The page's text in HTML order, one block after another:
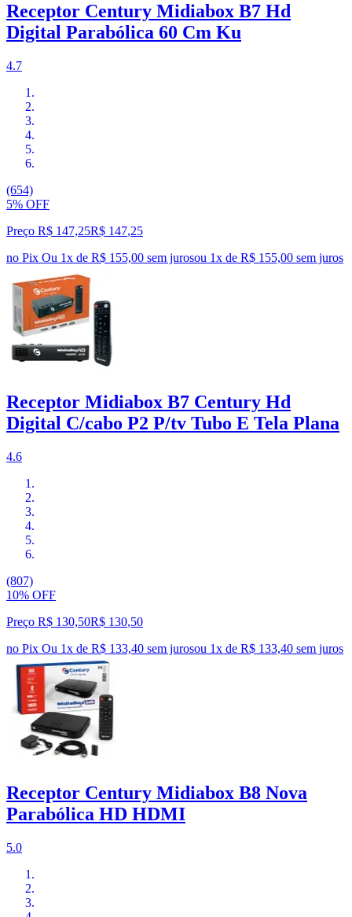
Receptor Century Midiabox B7 Hd
Digital Parabólica 60 Cm Ku
4.7
(654)
5% OFF
Preço R$ 147,25R$ 147,25
no Pix Ou 1x de R$ 155,00 sem jurosou 1x de R$ 155,00 sem juros
Receptor Midiabox B7 Century Hd
Digital C/cabo P2 P/tv Tubo E Tela Plana
4.6
(807)
10% OFF
Preço R$ 130,50R$ 130,50
no Pix Ou 1x de R$ 133,40 sem jurosou 1x de R$ 133,40 sem juros
Receptor Century Midiabox B8 Nova
Parabólica HD HDMI
5.0